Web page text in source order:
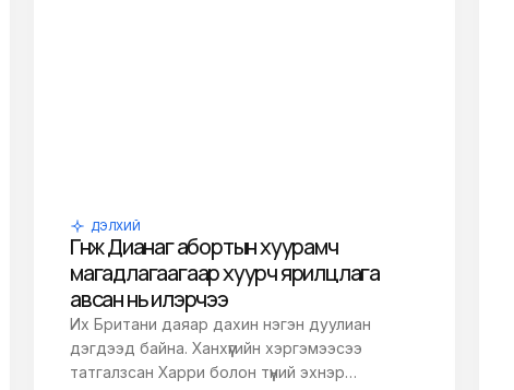
ДЭЛХИЙ
Гүнж Дианаг абортын хуурамч
магадлагаагаар хуурч ярилцлага
авсан нь илэрчээ
Их Британи даяар дахин нэгэн дуулиан
дэгдээд байна. Ханхүүгийн хэргэмээсээ
татгалзсан Харри болон түүний эхнэр…